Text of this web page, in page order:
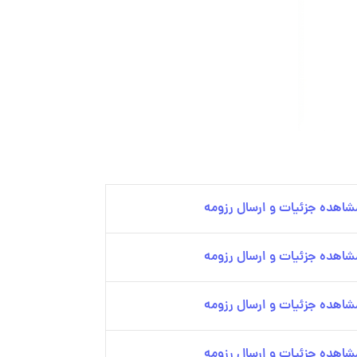
جزئیات و ارسال رزومه
جزئیات و ارسال رزومه
جزئیات و ارسال رزومه